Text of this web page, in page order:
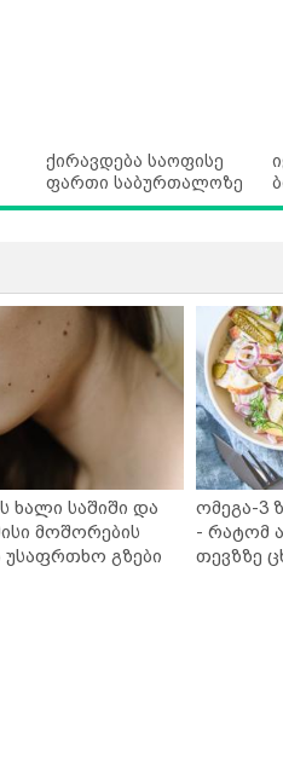
ქირავდება საოფისე
ფართი საბურთალოზე
ხალი საშიში და
მოშორების
უსაფრთხო გზები
ომეგა-3
- რატომ
თევზზე